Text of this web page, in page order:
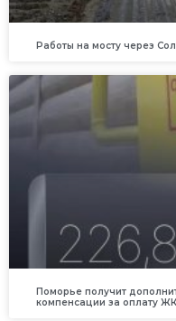
Работы на мосту через
Поморье получит
компенсации за оплату